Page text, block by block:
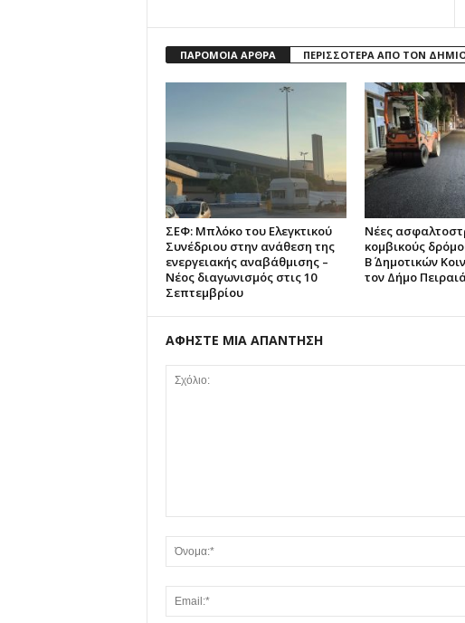
ΠΑΡΟΜΟΙΑ ΑΡΘΡΑ ΠΕΡΙΣΣΟΤΕΡΑ ΑΠΟ ΤΟΝ
ΣΕΦ: Μπλόκο του Ελεγκτικού
Συνέδριου στην ανάθεση της
ενεργειακής αναβάθμισης –
Νέος διαγωνισμός στις 10
Σεπτεμβρίου
Νέες
κομβικούς
Β΄ Δημοτικών
τον Δήμο
ΑΦΗΣΤΕ ΜΙΑ ΑΠΑΝΤΗΣΗ